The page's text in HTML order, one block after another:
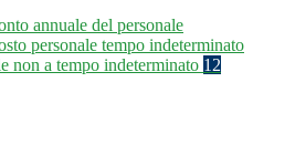
annuale del personale
personale tempo indeterminato
non a tempo indeterminato 12